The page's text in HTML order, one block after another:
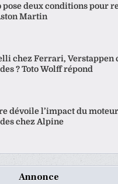
pose deux conditions pour
Martin
chez Ferrari, Verstappen
? Toto Wolff répond
dévoile l’impact du moteur
chez Alpine
Annonce